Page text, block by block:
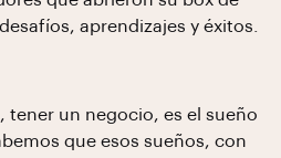
aprendizajes y éxitos.
tener un negocio, es el sueño
que esos sueños, con